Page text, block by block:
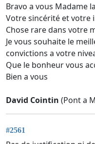
Bravo a vous Madame
Votre sincérité et
Chose rare dans votre
Je vous souhaite le
convictions a votre
Que le bonheur vous
Bien a vous
David Cointin (Pont a
#2561